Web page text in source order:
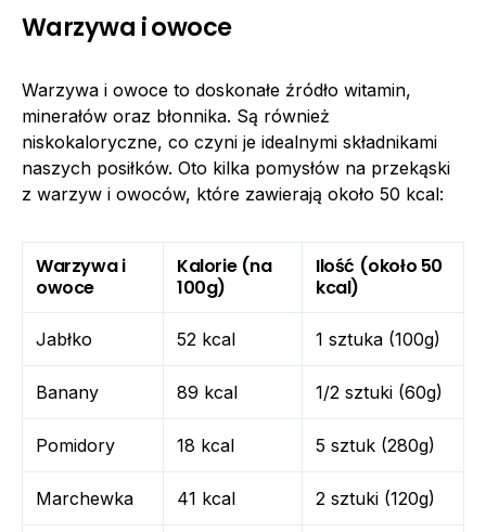
Warzywa i owoce
Warzywa i owoce to doskonałe źródło witamin,
minerałów oraz błonnika. Są również
niskokaloryczne, co czyni je idealnymi składnikami
naszych posiłków. Oto kilka pomysłów na przekąski
z warzyw i owoców, które zawierają około 50 kcal:
Warzywa i
owoce
Kalorie (na
100g)
Ilość (około 50
kcal)
Jabłko 52 kcal 1 sztuka (100g)
Banany 89 kcal 1/2 sztuki (60g)
Pomidory 18 kcal 5 sztuk (280g)
Marchewka 41 kcal 2 sztuki (120g)